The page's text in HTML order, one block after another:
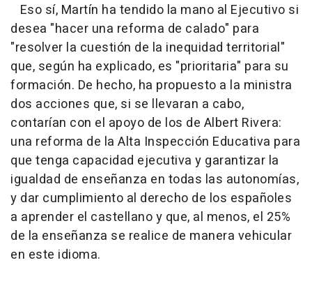
Eso sí, Martín ha tendido la mano al Ejecutivo si
desea "hacer una reforma de calado" para
"resolver la cuestión de la inequidad territorial"
que, según ha explicado, es "prioritaria" para su
formación. De hecho, ha propuesto a la ministra
dos acciones que, si se llevaran a cabo,
contarían con el apoyo de los de Albert Rivera:
una reforma de la Alta Inspección Educativa para
que tenga capacidad ejecutiva y garantizar la
igualdad de enseñanza en todas las autonomías,
y dar cumplimiento al derecho de los españoles
a aprender el castellano y que, al menos, el 25%
de la enseñanza se realice de manera vehicular
en este idioma.